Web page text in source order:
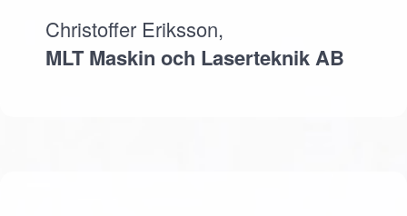
Christoffer Eriksson,
MLT Maskin och Laserteknik AB